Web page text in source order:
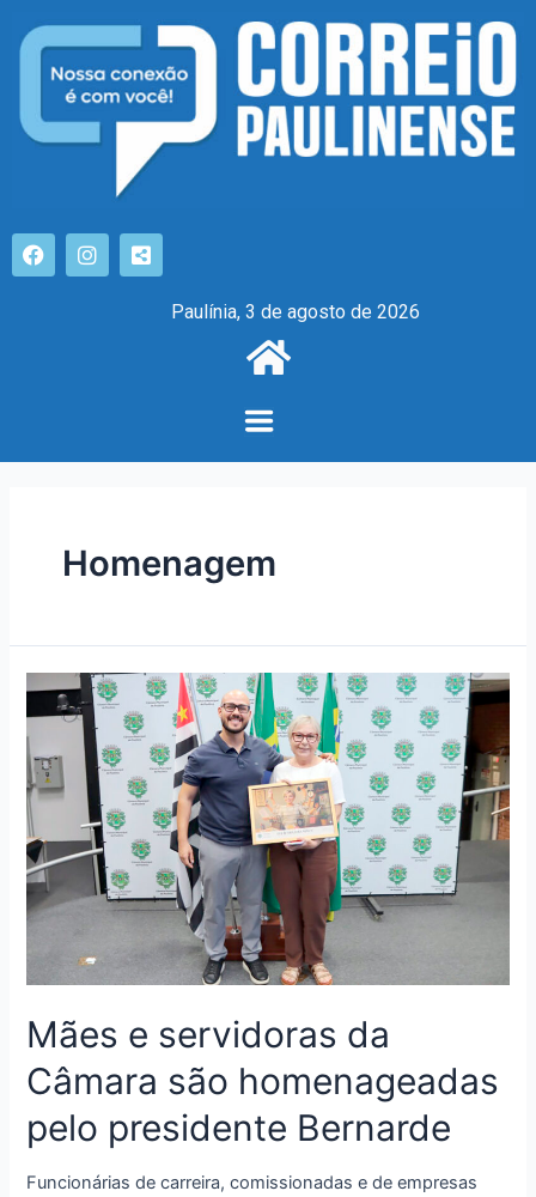
Paulínia, 3 de agosto de 2026
Homenagem
Mães e servidoras da
Câmara são homenageadas
pelo presidente Bernarde
Funcionárias de carreira, comissionadas e de empresas